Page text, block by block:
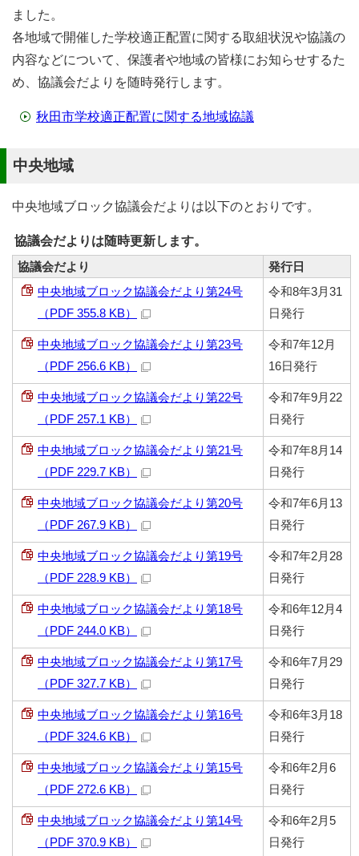
ました。
各地域で開催した学校適正配置に関する取組状況や協議の
内容などについて、保護者や地域の皆様にお知らせするた
め、協議会だよりを随時発行します。
秋田市学校適正配置に関する地域協議
中央地域
中央地域ブロック協議会だよりは以下のとおりです。
協議会だよりは随時更新します。
協議会だより
発行日
中央地域ブロック協議会だより第24号
（PDF 355.8 KB）
令和8年3月31
日発行
中央地域ブロック協議会だより第23号
（PDF 256.6 KB）
令和7年12月
16日発行
中央地域ブロック協議会だより第22号
（PDF 257.1 KB）
令和7年9月22
日発行
中央地域ブロック協議会だより第21号
（PDF 229.7 KB）
令和7年8月14
日発行
中央地域ブロック協議会だより第20号
（PDF 267.9 KB）
令和7年6月13
日発行
中央地域ブロック協議会だより第19号
（PDF 228.9 KB）
令和7年2月28
日発行
中央地域ブロック協議会だより第18号
（PDF 244.0 KB）
令和6年12月4
日発行
中央地域ブロック協議会だより第17号
（PDF 327.7 KB）
令和6年7月29
日発行
中央地域ブロック協議会だより第16号
（PDF 324.6 KB）
令和6年3月18
日発行
中央地域ブロック協議会だより第15号
（PDF 272.6 KB）
令和6年2月6
日発行
中央地域ブロック協議会だより第14号
（PDF 370.9 KB）
令和6年2月5
日発行